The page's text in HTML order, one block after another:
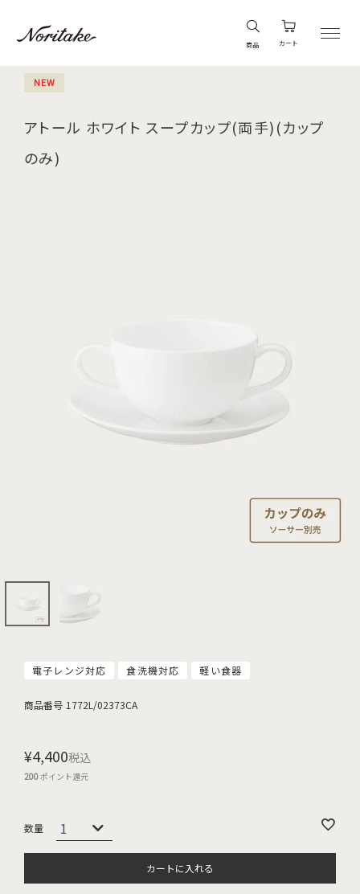
商品 カート
NEW
アトール ホワイト スープカップ(両手)(カップ
のみ)
電子レンジ対応 食洗機対応 軽い食器
商品番号 1772L/02373CA
¥4,400税込
200ポイント還元
カートに入れる